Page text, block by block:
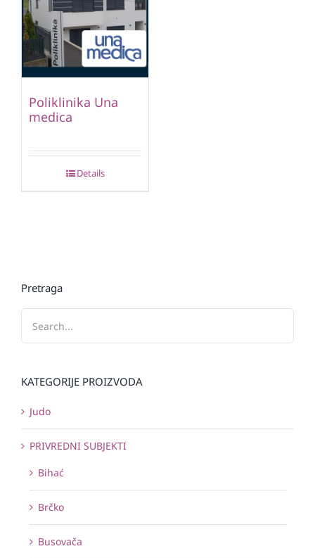
Poliklinika Una
medica
Details
Pretraga
KATEGORIJE PROIZVODA
Judo
PRIVREDNI SUBJEKTI
Bihać
Brčko
Busovača